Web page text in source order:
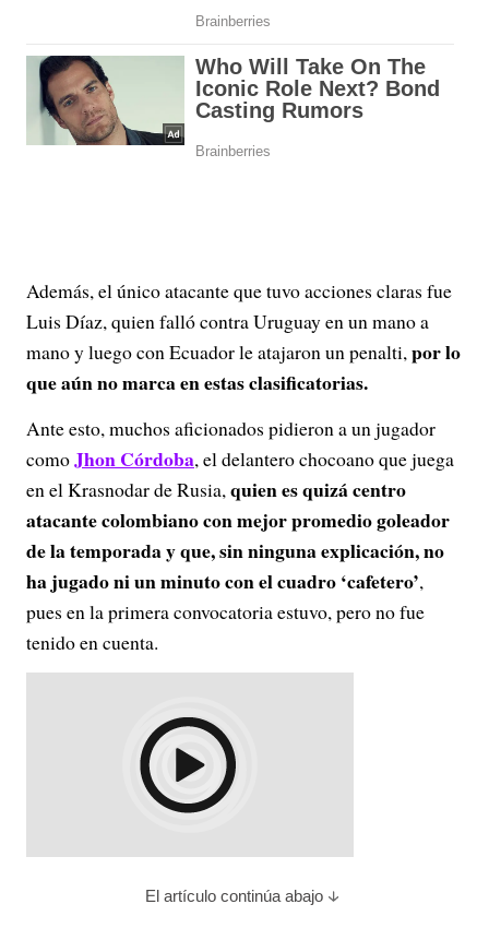
Además, el único atacante que tuvo acciones claras fue
Luis Díaz, quien falló contra Uruguay en un mano a
mano y luego con Ecuador le atajaron un penalti,por lo
que aún no marca en estas clasificatorias.
Ante esto, muchos aficionados pidieron a un jugador
comoJhon Córdoba, el delantero chocoano que juega
en el Krasnodar de Rusia,quien es quizá centro
atacante colombiano con mejor promedio goleador
de la temporada y que, sin ninguna explicación, no
ha jugado ni un minuto con el cuadro ‘cafetero’,
pues en la primera convocatoria estuvo, pero no fue
tenido en cuenta.
El artículo continúa abajo